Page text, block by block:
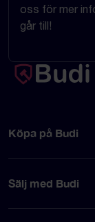
oss för mer
går till!
Köpa på Budi
Sälj med Budi